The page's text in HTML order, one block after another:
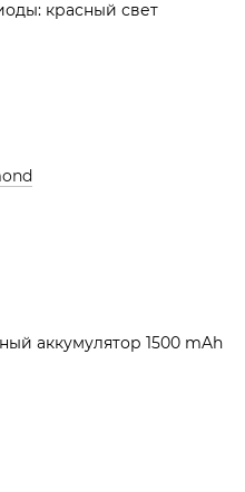
красный свет
аккумулятор 1500 mAh